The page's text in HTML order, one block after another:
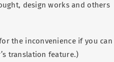
design works and others
the inconvenience if you
translation feature.)